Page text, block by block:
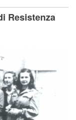
Resistenza